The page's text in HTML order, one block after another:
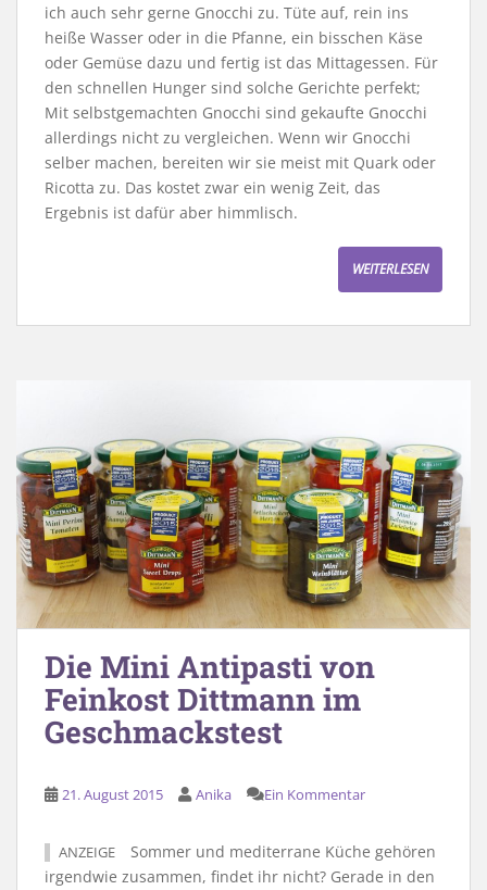
ich auch sehr gerne Gnocchi zu. Tüte auf, rein ins
heiße Wasser oder in die Pfanne, ein bisschen Käse
oder Gemüse dazu und fertig ist das Mittagessen. Für
den schnellen Hunger sind solche Gerichte perfekt;
Mit selbstgemachten Gnocchi sind gekaufte Gnocchi
allerdings nicht zu vergleichen. Wenn wir Gnocchi
selber machen, bereiten wir sie meist mit Quark oder
Ricotta zu. Das kostet zwar ein wenig Zeit, das
Ergebnis ist dafür aber himmlisch.
WEITERLESEN
Die Mini Antipasti von
Feinkost Dittmann im
Geschmackstest
21. August 2015 Anika Ein Kommentar
ANZEIGE
Sommer und mediterrane Küche gehören
irgendwie zusammen, findet ihr nicht? Gerade in den